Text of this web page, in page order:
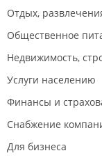
Отдых,
Общественное
Недвижимость,
Услуги населению
Финансы и
Снабжение
Для бизнеса